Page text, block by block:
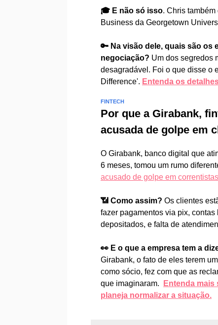
🎓 E não só isso. Chris
Business da Georgetown
🔑 Na visão dele, quais são os
negociação? Um dos segredos
desagradável. Foi o que disse o
Difference'. Entenda os
FINTECH
Por que a Girabank,
acusada de golpe em
O Girabank, banco digital que
6 meses, tomou um rumo
acusado de golpe em
📶 Como assim? Os clientes
fazer pagamentos via pix,
depositados, e falta de
👀 E o que a empresa tem a
Girabank, o fato de eles terem
como sócio, fez com que as
que imaginaram.
Entenda mais
planeja normalizar a situação.